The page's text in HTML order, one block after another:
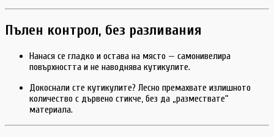
Пълен контрол, без разливания
Нанася се гладко и остава на място — самонивелира
повърхността и не наводнява кутикулите.
Докоснали сте кутикулите? Лесно премахвате излишното
количество с дървено стикче, без да „размествате“
материала.